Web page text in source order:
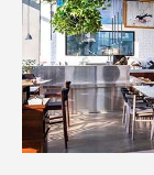
المتكاملة في
التوازن